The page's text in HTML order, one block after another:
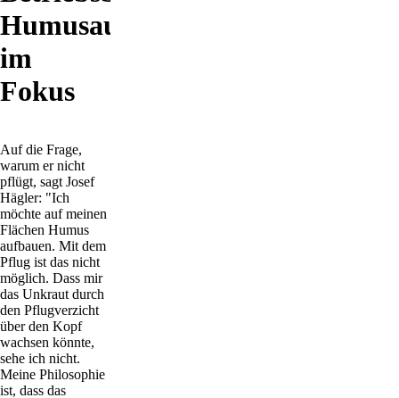
Humusaufbau
im
Fokus
Auf die Frage,
warum er nicht
pflügt, sagt Josef
Hägler: "Ich
möchte auf meinen
Flächen Humus
aufbauen. Mit dem
Pflug ist das nicht
möglich. Dass mir
das Unkraut durch
den Pflugverzicht
über den Kopf
wachsen könnte,
sehe ich nicht.
Meine Philosophie
ist, dass das